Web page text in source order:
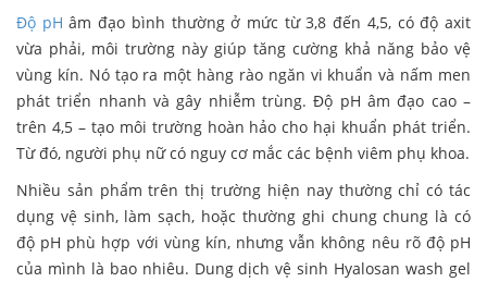
Độ pH âm đạo bình thường ở mức từ 3,8 đến 4,5, có độ axit
vừa phải, môi trường này giúp tăng cường khả năng bảo vệ
vùng kín. Nó tạo ra một hàng rào ngăn vi khuẩn và nấm men
phát triển nhanh và gây nhiễm trùng. Độ pH âm đạo cao –
trên 4,5 – tạo môi trường hoàn hảo cho hại khuẩn phát triển.
Từ đó, người phụ nữ có nguy cơ mắc các bệnh viêm phụ khoa.
Nhiều sản phẩm trên thị trường hiện nay thường chỉ có tác
dụng vệ sinh, làm sạch, hoặc thường ghi chung chung là có
độ pH phù hợp với vùng kín, nhưng vẫn không nêu rõ độ pH
của mình là bao nhiêu. Dung dịch vệ sinh Hyalosan wash gel